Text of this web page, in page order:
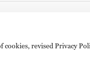
revised Privacy